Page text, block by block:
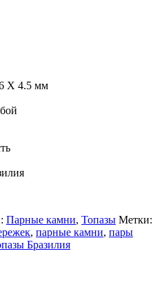
X 4.5 мм
Парные камни, Топазы Метки:
, парные камни, пары
Бразилия